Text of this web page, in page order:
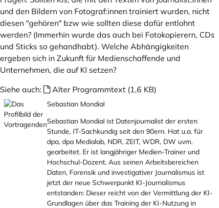
und den Bildern von Fotograf:innen trainiert wurden, nicht
diesen "gehören" bzw wie sollten diese dafür entlohnt
werden? (Immerhin wurde das auch bei Fotokopierern, CDs
und Sticks so gehandhabt). Welche Abhängigkeiten
ergeben sich in Zukunft für Medienschaffende und
Unternehmen, die auf KI setzen?
Siehe auch:
Alter Programmtext (1,6 KB)
Sebastian Mondial
Sebastian Mondial ist Datenjournalist der ersten
Stunde, IT-Sachkundig seit den 90ern. Hat u.a. für
dpa, dpa Medialab, NDR, ZEIT, WDR, DW uvm.
gearbeitet. Er ist langjähriger Medien-Trainer und
Hochschul-Dozent. Aus seinen Arbeitsbereichen
Daten, Forensik und investigativer Journalismus ist
jetzt der neue Schwerpunkt KI-Journalismus
entstanden: Dieser reicht von der Vermittlung der KI-
Grundlagen über das Training der KI-Nutzung in